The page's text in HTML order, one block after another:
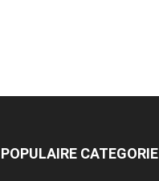
POPULAIRE CATEGORIE